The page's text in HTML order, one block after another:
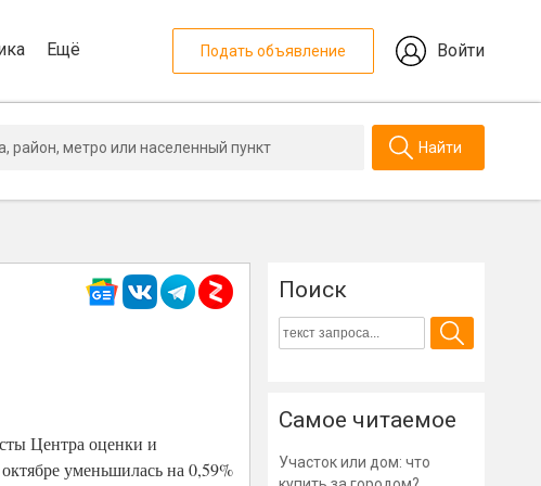
Ещё Подать объявление Войти
Найти
Центра оценки и
уменьшилась на 0,59%
Поиск
Самое читаемое
Участок или дом: что